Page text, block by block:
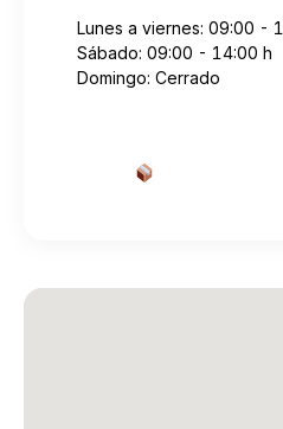
Lunes a viernes: 09:00 -
Sábado: 09:00 - 14:00 h
Domingo: Cerrado